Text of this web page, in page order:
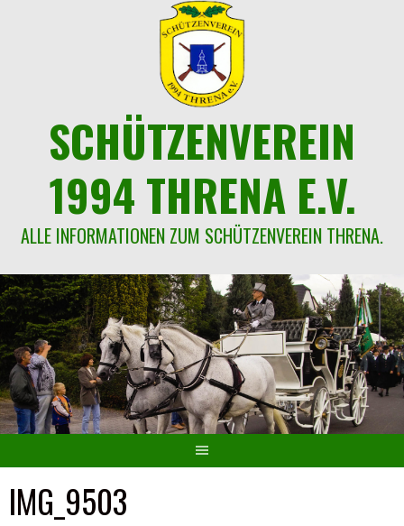
SCHÜTZENVEREIN
1994 THRENA E.V.
ALLE INFORMATIONEN ZUM SCHÜTZENVEREIN THRENA.
IMG_9503